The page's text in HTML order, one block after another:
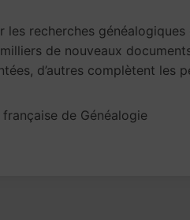
recherches
de nouveaux
d’autres complètent les
de Généalogie